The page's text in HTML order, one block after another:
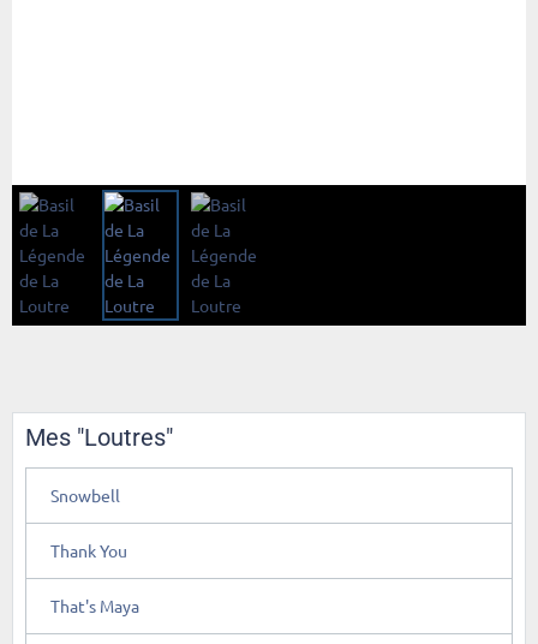
Mes "Loutres"
Snowbell
Thank You
That's Maya